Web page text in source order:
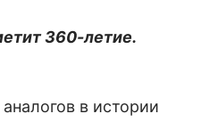
360-летие.
в истории